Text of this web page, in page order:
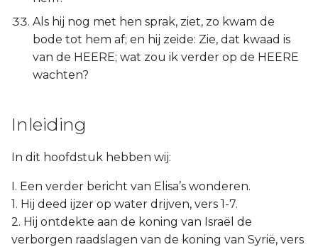
Als hij nog met hen sprak, ziet, zo kwam de
bode tot hem af; en hij zeide: Zie, dat kwaad is
van de HEERE; wat zou ik verder op de HEERE
wachten?
Inleiding
In dit hoofdstuk hebben wij:
I. Een verder bericht van Elisa’s wonderen.
1. Hij deed ijzer op water drijven, vers 1-7.
2. Hij ontdekte aan de koning van Israël de
verborgen raadslagen van de koning van Syrië, vers